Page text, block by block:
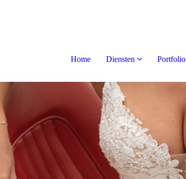
Home Diensten Portfolio